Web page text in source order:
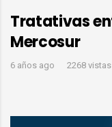
Tratativas
Mercosur
6 años ago 2268 vistas